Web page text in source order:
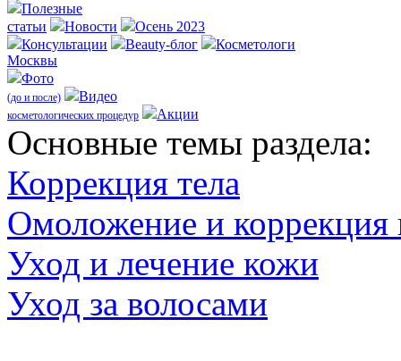
Полезные
статьи
Новости
Осень 2023
Консультации
Beauty-блог
Косметологи
Москвы
Фото
(до и после) Видео
косметологических процедур Акции
Оcновные темы раздела:
Коррекция тела
Омоложение и коррекция
Уход и лечение кожи
Уход за волосами